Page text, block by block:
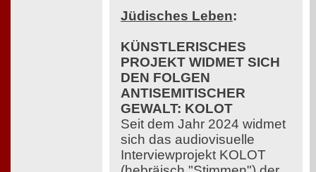
Jüdisches Leben:
KÜNSTLERISCHES
PROJEKT WIDMET SICH
DEN FOLGEN
ANTISEMITISCHER
GEWALT: KOLOT
Seit dem Jahr 2024 widmet
sich das audiovisuelle
Interviewprojekt KOLOT